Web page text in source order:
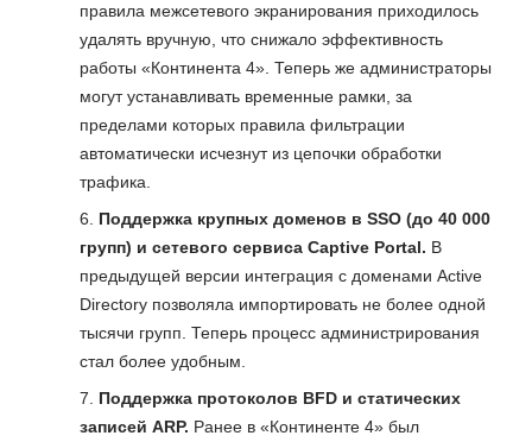
правила межсетевого экранирования приходилось
удалять вручную, что снижало эффективность
работы «Континента 4». Теперь же администраторы
могут устанавливать временные рамки, за
пределами которых правила фильтрации
автоматически исчезнут из цепочки обработки
трафика.
Поддержка крупных доменов в SSO (до 40 000
групп) и сетевого сервиса Captive Portal. В
предыдущей версии интеграция с доменами Active
Directory позволяла импортировать не более одной
тысячи групп. Теперь процесс администрирования
стал более удобным.
Поддержка протоколов BFD и статических
записей ARP. Ранее в «Континенте 4» был